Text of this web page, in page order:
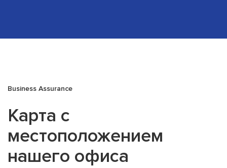
Business Assurance
Карта с
местоположением
нашего офиса